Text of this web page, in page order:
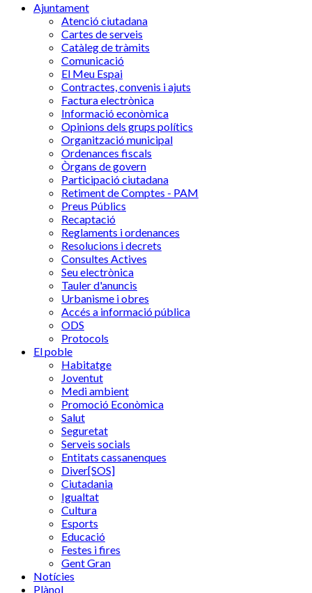
Ajuntament
Atenció ciutadana
Cartes de serveis
Catàleg de tràmits
Comunicació
El Meu Espai
Contractes, convenis i ajuts
Factura electrònica
Informació econòmica
Opinions dels grups polítics
Organització municipal
Ordenances fiscals
Òrgans de govern
Participació ciutadana
Retiment de Comptes - PAM
Preus Públics
Recaptació
Reglaments i ordenances
Resolucions i decrets
Consultes Actives
Seu electrònica
Tauler d'anuncis
Urbanisme i obres
Accés a informació pública
ODS
Protocols
El poble
Habitatge
Joventut
Medi ambient
Promoció Econòmica
Salut
Seguretat
Serveis socials
Entitats cassanenques
Diver[SOS]
Ciutadania
Igualtat
Cultura
Esports
Educació
Festes i fires
Gent Gran
Notícies
Plànol